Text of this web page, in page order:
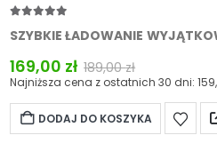
SZYBKIE ŁADOWANIE
169,00 zł 189,00zł
Najniższa cena z ostatnich 30 dni:
DODAJ DO KOSZYKA